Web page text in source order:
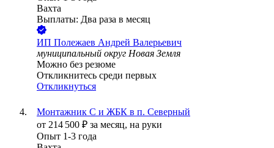
Вахта
Выплаты: Два раза в месяц
ИП Полежаев Андрей Валерьевич
муниципальный округ Новая Земля
Можно без резюме
Откликнитесь среди первых
Откликнуться
Монтажник С и ЖБК в п. Северный
от 214 500 ₽ за месяц, на руки
Опыт 1-3 года